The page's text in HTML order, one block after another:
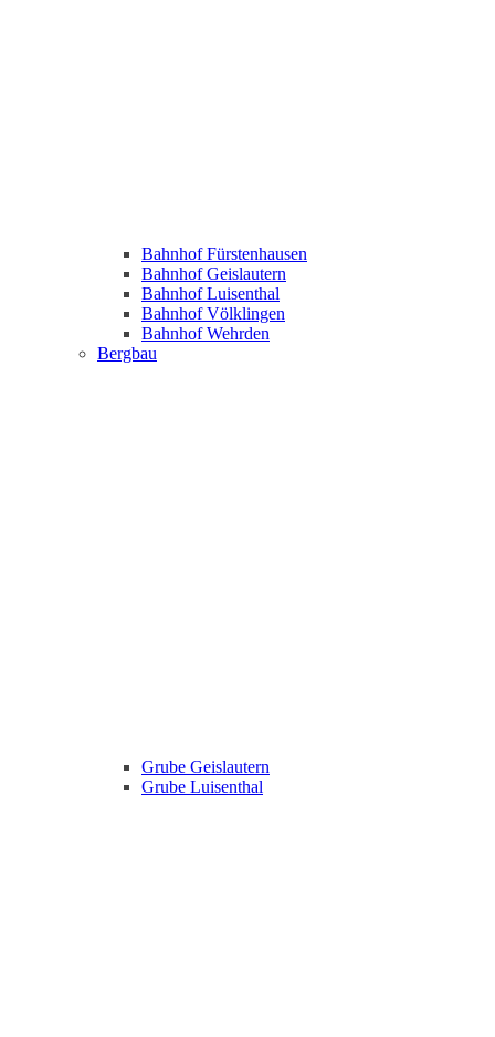
Bahnhof Fürstenhausen
Bahnhof Geislautern
Bahnhof Luisenthal
Bahnhof Völklingen
Bahnhof Wehrden
Bergbau
Grube Geislautern
Grube Luisenthal